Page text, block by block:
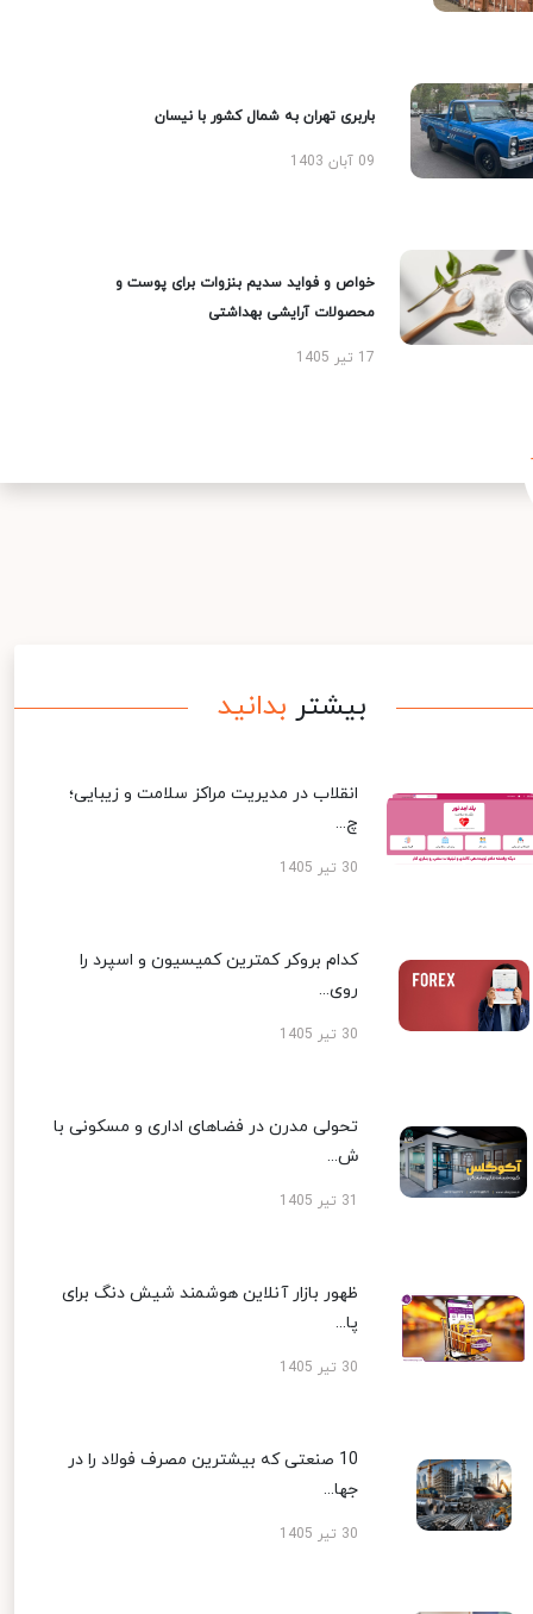
باربری تهران به شمال کشور با نیسان
09 آبان 1403
خواص و فواید سدیم بنزوات برای پوست و
محصولات آرایشی بهداشتی
17 تیر 1405
بیشتر بدانید
انقلاب در مدیریت مراکز سلامت و زیبایی؛
چ...
30 تیر 1405
کدام بروکر کمترین کمیسیون و اسپرد را
روی...
30 تیر 1405
تحولی مدرن در فضاهای اداری و مسکونی با
ش...
ظهور بازار آنلاین هوشمند شیش دنگ برای
پا...
30 تیر 1405
10 صنعتی که بیشترین مصرف فولاد را در
جها...
30 تیر 1405